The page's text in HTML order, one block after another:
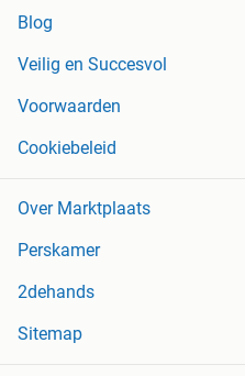
Blog
Veilig en Succesvol
Voorwaarden
Cookiebeleid
Over Marktplaats
Perskamer
2dehands
Sitemap